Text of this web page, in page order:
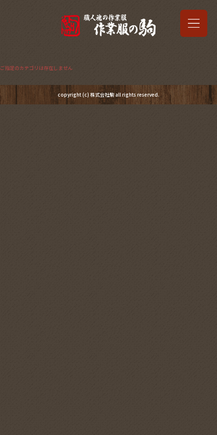
ご指定のカテゴリは存在しません
copyright (c) 株式会社駒 all rights reserved.